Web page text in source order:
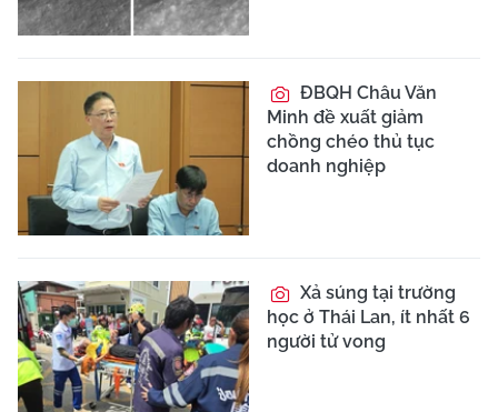
ĐBQH Châu Văn
Minh đề xuất giảm
chồng chéo thủ tục
doanh nghiệp
Xả súng tại trường
học ở Thái Lan, ít nhất 6
người tử vong